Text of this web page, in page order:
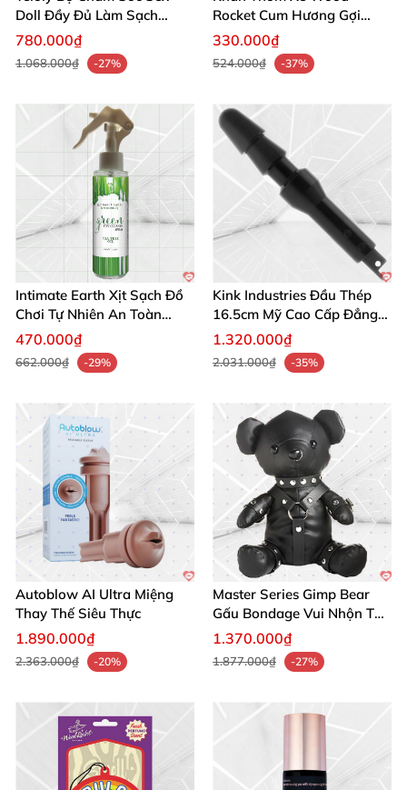
Doll Đầy Đủ Làm Sạch
Nhanh Tiết Kiệm
780.000₫
1.068.000₫ -27%
Rocket Cum Hương Gợi
Tình Nồng
330.000₫
524.000₫ -37%
Intimate Earth Xịt Sạch Đồ
Chơi Tự Nhiên An Toàn
Hoàn Hảo
470.000₫
662.000₫ -29%
Kink Industries Đầu Thép
16.5cm Mỹ Cao Cấp Đẳng
Cấp
1.320.000₫
2.031.000₫ -35%
Autoblow AI Ultra Miệng
Thay Thế Siêu Thực
1.890.000₫
2.363.000₫ -20%
Master Series Gimp Bear
Gấu Bondage Vui Nhộn Táo
Bạo
1.370.000₫
1.877.000₫ -27%